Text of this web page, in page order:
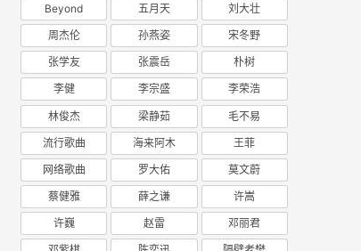
Beyond 五月天 刘大壮
周杰伦 孙燕姿 宋冬野
张学友 张震岳 朴树
李健 李宗盛 李荣浩
林俊杰 梁静茹 毛不易
流行歌曲 海来阿木 王菲
网络歌曲 罗大佑 莫文蔚
蔡健雅 薛之谦 许嵩
许巍 赵雷 邓丽君